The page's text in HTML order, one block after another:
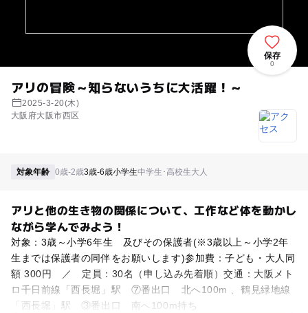
アリの冒険～知らないうちに大活躍！～
2025-3-20(木)
大阪府大阪市西区
保存
0
対象年齢 0歳-2歳3歳-6歳小学生中学生･高校生大人
アリと他の生き物の関係について、工作など体を動かし
ながら学んでみよう！
対象：3歳～小学6年生 及びその保護者(※3歳以上～小学2年
生までは保護者の同伴をお願いします)参加費：子ども・大人同
額 300円 ／ 定員：30名（申し込み先着順）交通：大阪メト
ロ千日前線「西長堀」駅 ⑦番出口 北へ100m 、鶴見緑地線
「西長堀」駅 ③番出口 南へ100m持ち